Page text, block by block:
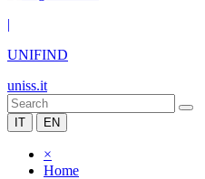
|
UNIFIND
uniss.it
IT EN
×
Home